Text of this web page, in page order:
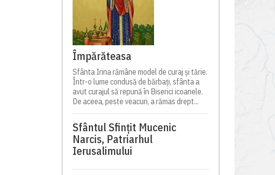
Împărăteasa
Sfânta Irina rămâne model de curaj și tărie.
Într-o lume condusă de bărbați, sfânta a
avut curajul să repună în Biserici icoanele.
De aceea, peste veacuri, a rămas drept...
Sfântul Sfinţit Mucenic
Narcis, Patriarhul
Ierusalimului